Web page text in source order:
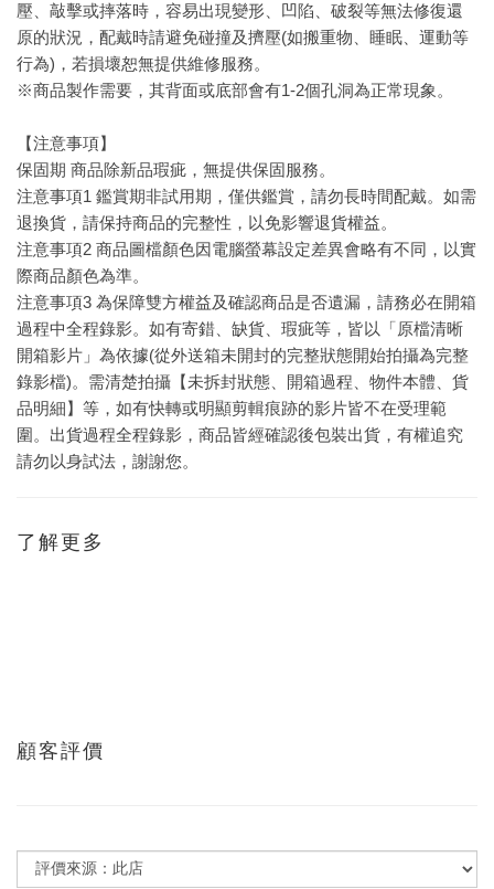
壓、敲擊或摔落時，容易出現變形、凹陷、破裂等無法修復還
原的狀況，配戴時請避免碰撞及擠壓(如搬重物、睡眠、運動等
行為)，若損壞恕無提供維修服務。
※商品製作需要，其背面或底部會有1-2個孔洞為正常現象。
【注意事項】
保固期 商品除新品瑕疵，無提供保固服務。
注意事項1 鑑賞期非試用期，僅供鑑賞，請勿長時間配戴。如需
退換貨，請保持商品的完整性，以免影響退貨權益。
注意事項2 商品圖檔顏色因電腦螢幕設定差異會略有不同，以實
際商品顏色為準。
注意事項3 為保障雙方權益及確認商品是否遺漏，請務必在開箱
過程中全程錄影。如有寄錯、缺貨、瑕疵等，皆以「原檔清晰
開箱影片」為依據(從外送箱未開封的完整狀態開始拍攝為完整
錄影檔)。需清楚拍攝【未拆封狀態、開箱過程、物件本體、貨
品明細】等，如有快轉或明顯剪輯痕跡的影片皆不在受理範
圍。出貨過程全程錄影，商品皆經確認後包裝出貨，有權追究
請勿以身試法，謝謝您。
了解更多
顧客評價